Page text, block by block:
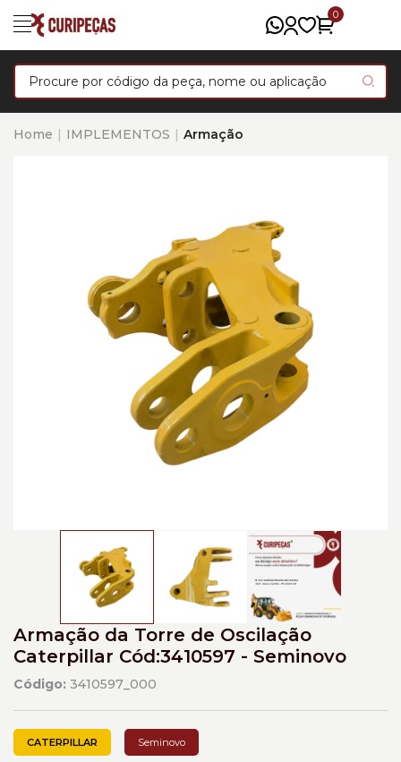
0
Home IMPLEMENTOS Armação
Armação da Torre de Oscilação
Caterpillar Cód:3410597 - Seminovo
Código: 3410597_000
CATERPILLAR Seminovo